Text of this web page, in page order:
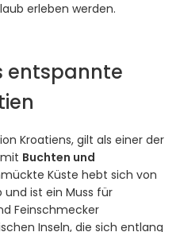
erleben werden.
entspannte
Kroatiens, gilt als einer der
Buchten und
Küste hebt sich von
ist ein Muss für
Feinschmecker
Inseln, die sich entlang